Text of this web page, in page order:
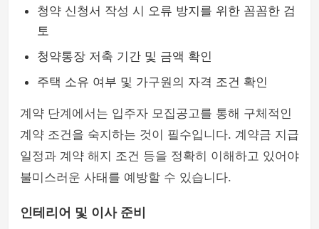
청약 신청서 작성 시 오류 방지를 위한 꼼꼼한 검
토
청약통장 저축 기간 및 금액 확인
주택 소유 여부 및 가구원의 자격 조건 확인
계약 단계에서는 입주자 모집공고를 통해 구체적인
계약 조건을 숙지하는 것이 필수입니다. 계약금 지급
일정과 계약 해지 조건 등을 정확히 이해하고 있어야
불미스러운 사태를 예방할 수 있습니다.
인테리어 및 이사 준비